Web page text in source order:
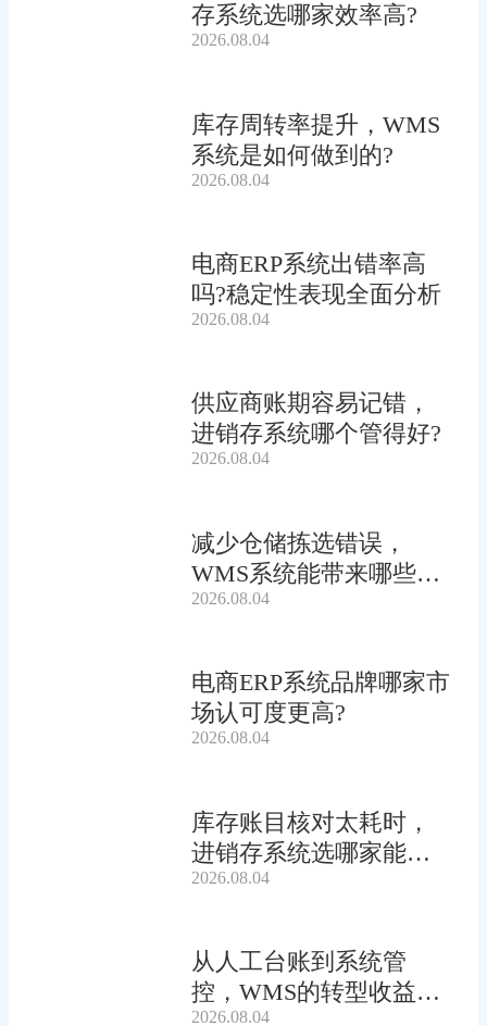
存系统选哪家效率高?
2026.08.04
库存周转率提升，WMS
系统是如何做到的?
2026.08.04
电商ERP系统出错率高
吗?稳定性表现全面分析
2026.08.04
供应商账期容易记错，
进销存系统哪个管得好?
2026.08.04
减少仓储拣选错误，
WMS系统能带来哪些连
锁收益?
2026.08.04
电商ERP系统品牌哪家市
场认可度更高?
2026.08.04
库存账目核对太耗时，
进销存系统选哪家能自
动?
2026.08.04
从人工台账到系统管
控，WMS的转型收益有
2026.08.04